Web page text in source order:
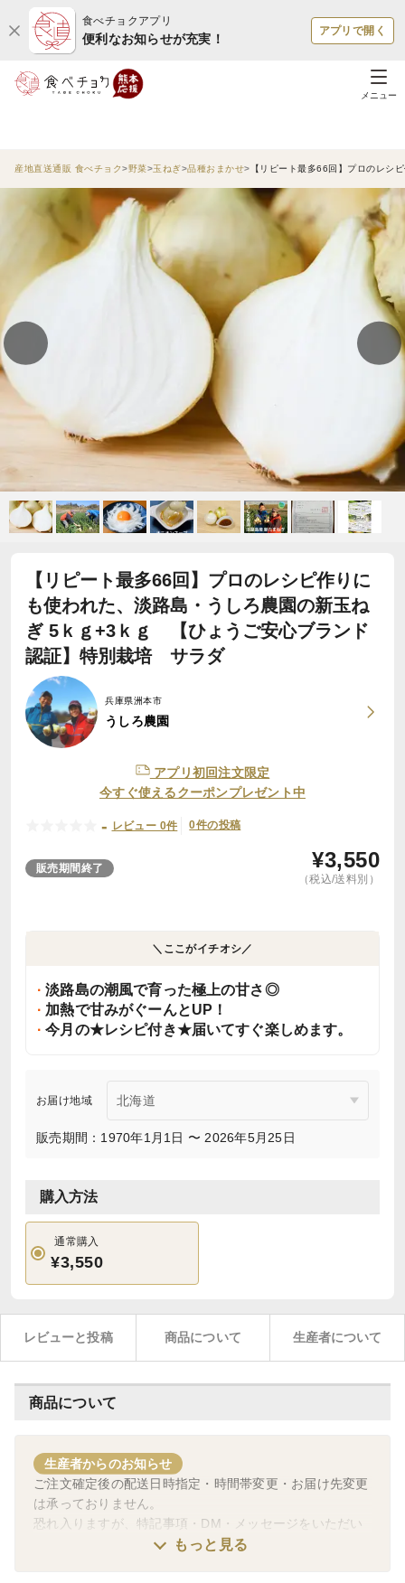
食べチョクアプリ
便利なお知らせが充実！
アプリで開く
メニュー
産地直送通販 食べチョク 野菜 玉ねぎ 品種おまかせ 【リピート最多66回】プロのレ
【リピート最多66回】プロのレシピ作りに
も使われた、淡路島・うしろ農園の新玉ね
ぎ 5ｋｇ+3ｋｇ 【ひょうご安心ブランド
認証】特別栽培 サラダ
兵庫県洲本市
うしろ農園
アプリ初回注文限定
今すぐ使えるクーポンプレゼント中
- レビュー 0件 0件の投稿
販売期間終了 ¥3,550
（税込/送料別）
＼ここがイチオシ／
淡路島の潮風で育った極上の甘さ◎
加熱で甘みがぐーんとUP！
今月の★レシピ付き★届いてすぐ楽しめます。
お届け地域
販売期間：1970年1月1日 〜 2026年5月25日
購入方法
通常購入
¥3,550
レビューと投稿 商品について 生産者について
商品について
生産者からのお知らせ
ご注文確定後の配送日時指定・時間帯変更・お届け先変更
は承っておりません。
恐れ入りますが、特記事項・DM・メッセージをいただい
ても個別変更対応は行っておりませんので、ご理解くださ
もっと見る